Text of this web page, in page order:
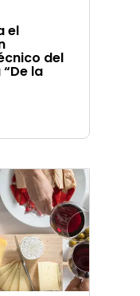
el
del
la